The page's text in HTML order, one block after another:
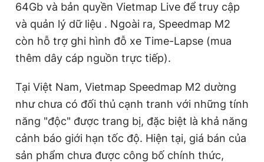
64Gb và bản quyền Vietmap Live để truy cập
và quản lý dữ liệu . Ngoài ra, Speedmap M2
còn hỗ trợ ghi hình đỗ xe Time-Lapse (mua
thêm dây cáp nguồn trực tiếp).
Tại Việt Nam, Vietmap Speedmap M2 dường
như chưa có đối thủ cạnh tranh với những tính
năng "độc" được trang bị, đặc biệt là khả năng
cảnh báo giới hạn tốc độ. Hiện tại, giá bán của
sản phẩm chưa được công bố chính thức,